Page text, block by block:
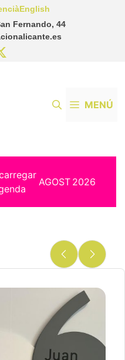
Fernando, 44
English
MENÚ
AGOST 2026